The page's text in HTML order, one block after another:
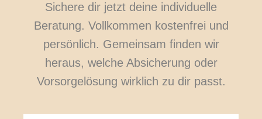
Sichere dir jetzt deine individuelle
Beratung. Vollkommen kostenfrei und
persönlich. Gemeinsam finden wir
heraus, welche Absicherung oder
Vorsorgelösung wirklich zu dir passt.